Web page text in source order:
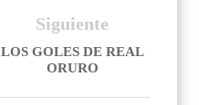
Siguiente
LOS GOLES DE REAL
ORURO